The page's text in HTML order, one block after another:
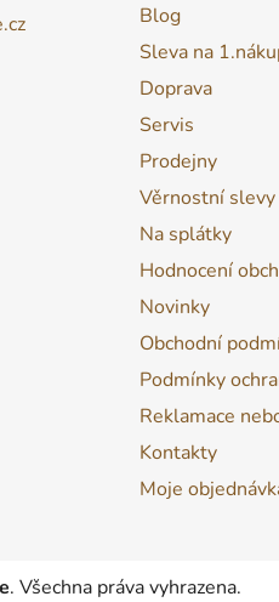
Blog
Sleva na
Doprava
Servis
Prodejny
Věrnostní slevy
Na splátky
Hodnocení
Novinky
Obchodní
Podmínky
Reklamace
Kontakty
Moje
. Všechna práva vyhrazena.